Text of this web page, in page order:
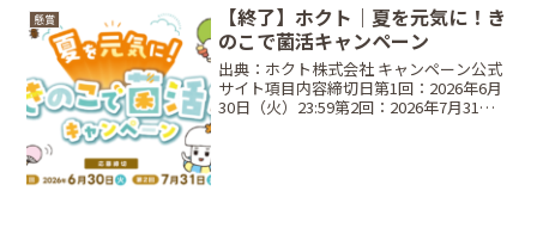
懸賞
【終了】ホクト｜夏を元気に！き
のこで菌活キャンペーン
出典：ホクト株式会社 キャンペーン公式
サイト項目内容締切日第1回：2026年6月
30日（火）23:59第2回：2026年7月31日